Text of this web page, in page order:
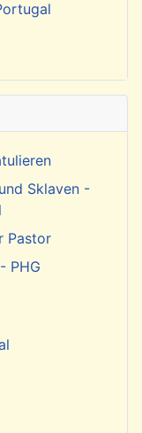
Sklaven -
Pastor
PHG